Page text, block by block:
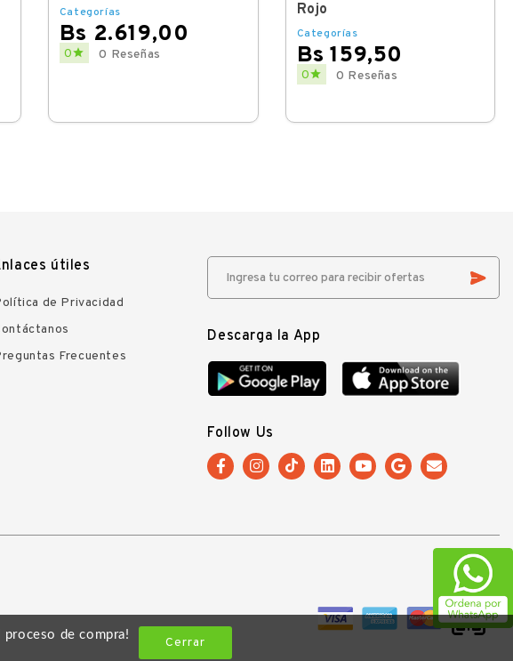
Categorías
Bs 2.619,00
Price
0 0 Reseñas
Rojo
Categorías
Bs 159,50
Price
0 0 Reseñas
de compra! Cerrar
útiles
de Privacidad
Frecuentes
Descarga la App
Follow Us